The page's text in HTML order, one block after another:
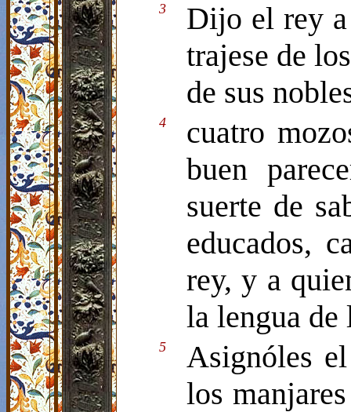
3
Dijo el rey a
trajese de
de sus
4
cuatro
buen
suerte de
educados,
rey, y a
la lengua de
5
Asignóles
los